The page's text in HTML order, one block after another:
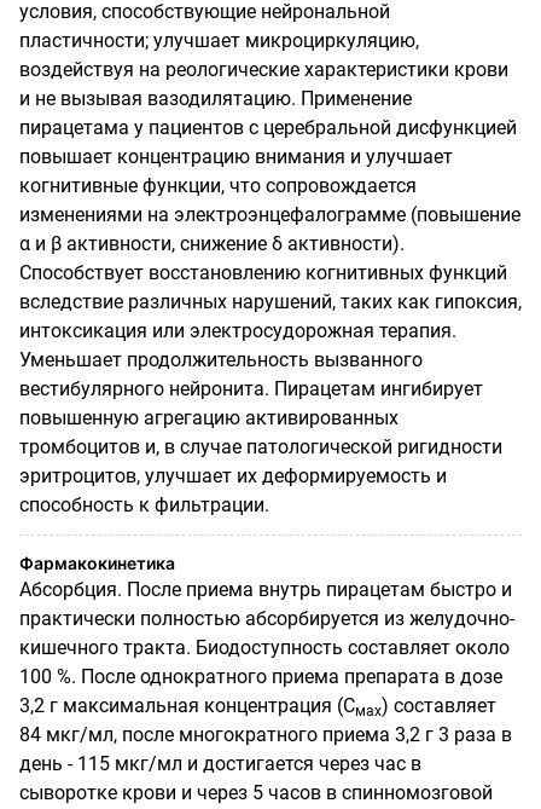
условия, способствующие нейрональной
пластичности; улучшает микроциркуляцию,
воздействуя на реологические характеристики крови
и не вызывая вазодилятацию. Применение
пирацетама у пациентов с церебральной дисфункцией
повышает концентрацию внимания и улучшает
когнитивные функции, что сопровождается
изменениями на электроэнцефалограмме (повышение
α и β активности, снижение δ активности).
Способствует восстановлению когнитивных функций
вследствие различных нарушений, таких как гипоксия,
интоксикация или электросудорожная терапия.
Уменьшает продолжительность вызванного
вестибулярного нейронита. Пирацетам ингибирует
повышенную агрегацию активированных
тромбоцитов и, в случае патологической ригидности
эритроцитов, улучшает их деформируемость и
способность к фильтрации.
Фармакокинетика
Абсорбция. После приема внутрь пирацетам быстро и
практически полностью абсорбируется из желудочно-
кишечного тракта. Биодоступность составляет около
100 %. После однократного приема препарата в дозе
3,2 г максимальная концентрация (Смах) составляет
84 мкг/мл, после многократного приема 3,2 г 3 раза в
день - 115 мкг/мл и достигается через час в
сыворотке крови и через 5 часов в спинномозговой